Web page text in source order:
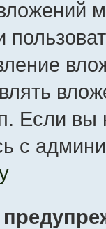
Если вы
с